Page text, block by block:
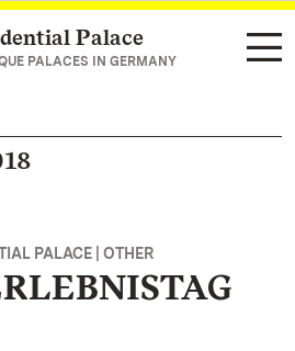
Palace
PALACES IN GERMANY
PALACE | OTHER